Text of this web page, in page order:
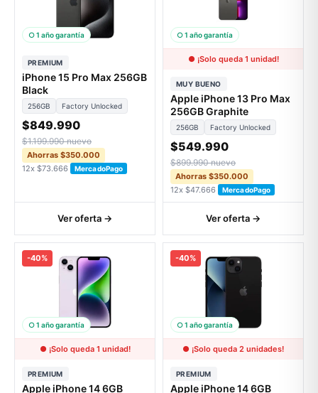
○ 1 año garantía
PREMIUM
iPhone 15 Pro Max 256GB
Black
256GB Factory Unlocked
$849.990
$1.199.990 nuevo
Ahorras $350.000
12x $73.666
MercadoPago
Ver oferta →
○ 1 año garantía
● ¡Solo queda 1 unidad!
MUY BUENO
Apple iPhone 13 Pro Max
256GB Graphite
256GB Factory Unlocked
$549.990
$899.990 nuevo
Ahorras $350.000
12x $47.666
MercadoPago
Ver oferta →
-40%
○ 1 año garantía
● ¡Solo queda 1 unidad!
PREMIUM
Apple iPhone 14 6GB
-40%
○ 1 año garantía
● ¡Solo queda 2 unidades!
PREMIUM
Apple iPhone 14 6GB